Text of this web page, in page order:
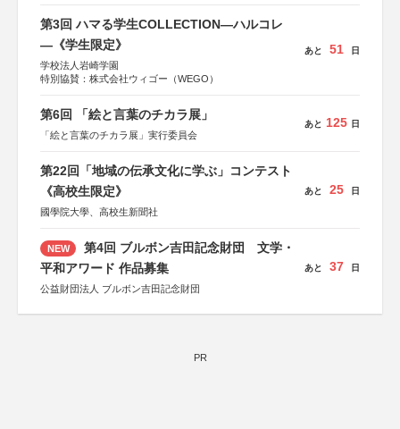
第3回 ハマる学生COLLECTION―ハルコレ
―《学生限定》
学校法人岩崎学園
特別協賛：株式会社ウィゴー（WEGO）
あと 51 日
第6回 「絵と言葉のチカラ展」
「絵と言葉のチカラ展」実行委員会
あと 125 日
第22回「地域の伝承文化に学ぶ」コンテスト
《高校生限定》
國學院大學、高校生新聞社
あと 25 日
NEW
第4回 ブルボン吉田記念財団 文学・
平和アワード 作品募集
公益財団法人 ブルボン吉田記念財団
あと 37 日
PR